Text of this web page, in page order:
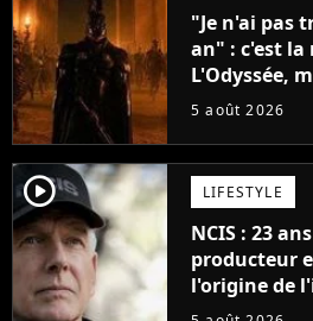
"Je n'ai pas
an" : c'est la
L'Odyssée,
veut lui
5 août 2026
player2 LIFESTYLE
NCIS : 23
producteur
l'origine de
la série (et